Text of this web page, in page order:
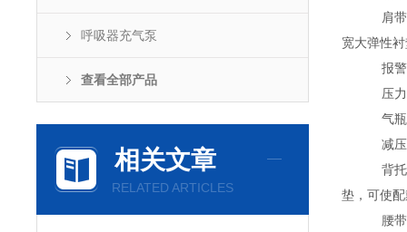
呼吸器充气泵
查看全部产品
相关文章
RELATED ARTICLES
肩带：由
宽大弹性
报警哨
压力表
气瓶阀
减压器
背托：背
垫，可使
腰带组